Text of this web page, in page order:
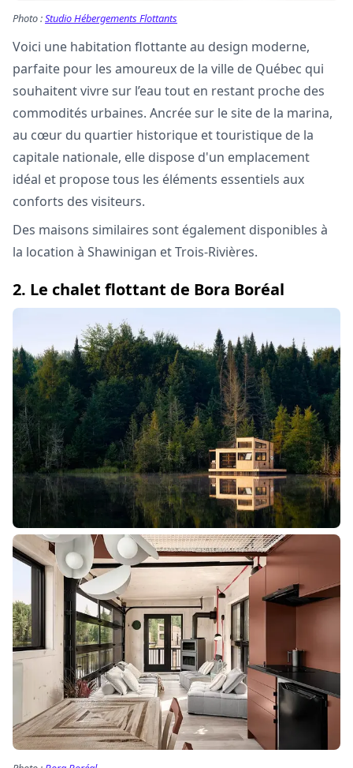
Photo :Studio Hébergements Flottants
Voici une habitation flottante au design moderne,
parfaite pour les amoureux de la ville de Québec qui
souhaitent vivre sur l’eau tout en restant proche des
commodités urbaines. Ancrée sur le site de la marina,
au cœur du quartier historique et touristique de la
capitale nationale, elle dispose d'un emplacement
idéal et propose tous les éléments essentiels aux
conforts des visiteurs.
Des maisons similaires sont également disponibles à
la location à Shawinigan et Trois-Rivières.
2. Le chalet flottant de Bora Boréal